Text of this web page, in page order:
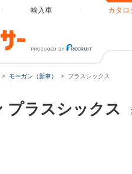
輸入車 カタロ
モーガン（新車） プラスシックス
プラスシックス